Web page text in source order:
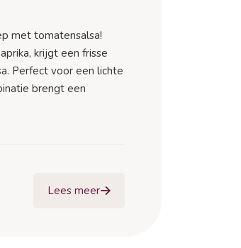
met tomatensalsa!
krijgt een frisse
Perfect voor een lichte
brengt een
Lees meer